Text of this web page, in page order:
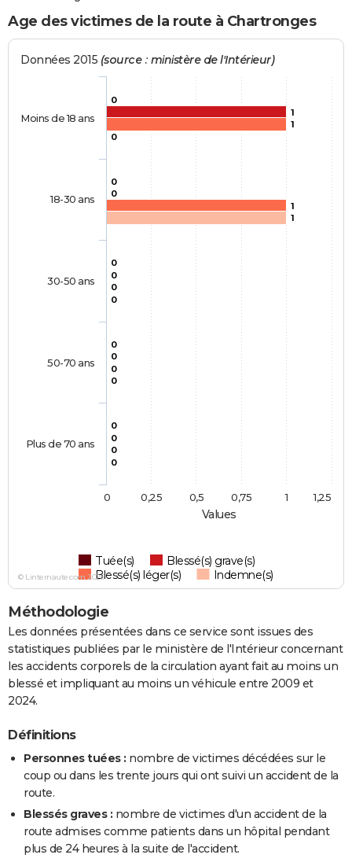
Age des victimes de la route à Chartronges
Values
Données 2015 (source : ministère de l'Intérieur)
0
0
0
0
0
1
0
0
0
0
1
1
0
0
0
0
1
0
0
0
Tuée(s)
Blessé(s) grave(s)
Blessé(s) léger(s)
Indemne(s)
Moins de 18 ans
18-30 ans
30-50 ans
50-70 ans
Plus de 70 ans
0 1
0,25 0,5 0,75 1,25
© Linternaute.com 2026
Méthodologie
Les données présentées dans ce service sont issues des
statistiques publiées par le ministère de l'Intérieur concernant
les accidents corporels de la circulation ayant fait au moins un
blessé et impliquant au moins un véhicule entre 2009 et
2024.
Définitions
Personnes tuées : nombre de victimes décédées sur le
coup ou dans les trente jours qui ont suivi un accident de la
route.
Blessés graves : nombre de victimes d'un accident de la
route admises comme patients dans un hôpital pendant
plus de 24 heures à la suite de l'accident.